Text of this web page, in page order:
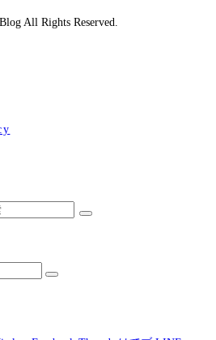
All Rights Reserved.